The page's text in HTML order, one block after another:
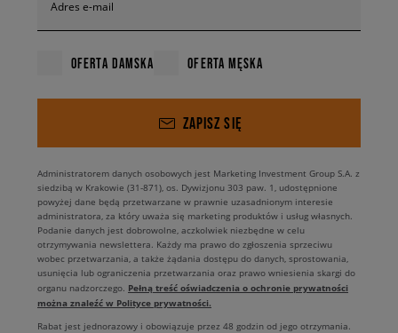
Adres e-mail
OFERTA DAMSKA OFERTA MĘSKA
ZAPISZ SIĘ
Administratorem danych osobowych jest Marketing Investment Group S.A. z
siedzibą w Krakowie (31-871), os. Dywizjonu 303 paw. 1, udostępnione
powyżej dane będą przetwarzane w prawnie uzasadnionym interesie
administratora, za który uważa się marketing produktów i usług własnych.
Podanie danych jest dobrowolne, aczkolwiek niezbędne w celu
otrzymywania newslettera. Każdy ma prawo do zgłoszenia sprzeciwu
wobec przetwarzania, a także żądania dostępu do danych, sprostowania,
usunięcia lub ograniczenia przetwarzania oraz prawo wniesienia skargi do
organu nadzorczego. Pełną treść oświadczenia o ochronie prywatności
można znaleźć w Polityce prywatności.
Rabat jest jednorazowy i obowiązuje przez 48 godzin od jego otrzymania.